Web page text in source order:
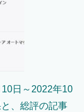
日～2022年10
、総評の記事